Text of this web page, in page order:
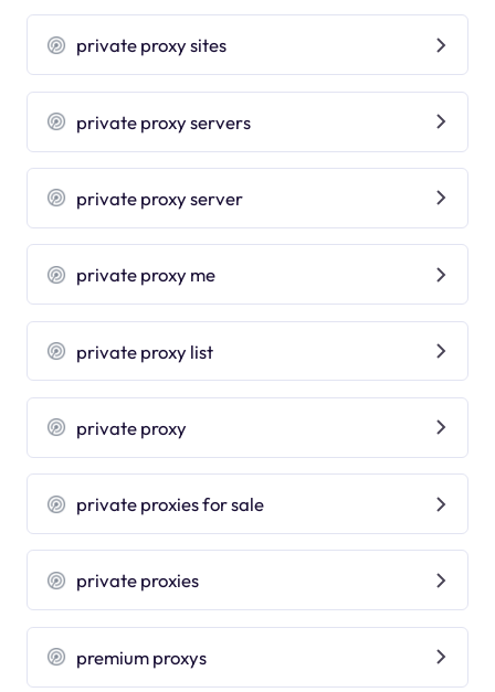
private proxy sites
private proxy servers
private proxy server
private proxy me
private proxy list
private proxy
private proxies for sale
private proxies
premium proxys